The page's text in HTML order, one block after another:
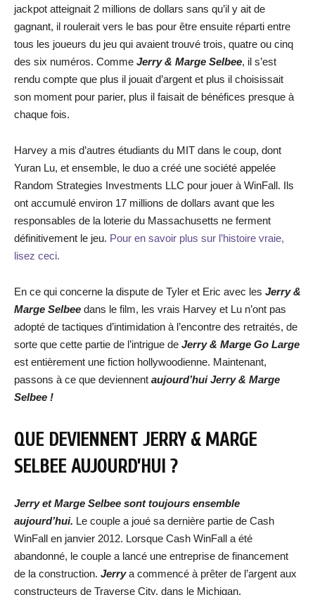
jackpot atteignait 2 millions de dollars sans qu’il y ait de
gagnant, il roulerait vers le bas pour être ensuite réparti entre
tous les joueurs du jeu qui avaient trouvé trois, quatre ou cinq
des six numéros. Comme Jerry & Marge Selbee, il s’est
rendu compte que plus il jouait d’argent et plus il choisissait
son moment pour parier, plus il faisait de bénéfices presque à
chaque fois.
Harvey a mis d’autres étudiants du MIT dans le coup, dont
Yuran Lu, et ensemble, le duo a créé une société appelée
Random Strategies Investments LLC pour jouer à WinFall. Ils
ont accumulé environ 17 millions de dollars avant que les
responsables de la loterie du Massachusetts ne ferment
définitivement le jeu. Pour en savoir plus sur l’histoire vraie,
lisez ceci.
En ce qui concerne la dispute de Tyler et Eric avec les Jerry &
Marge Selbee dans le film, les vrais Harvey et Lu n’ont pas
adopté de tactiques d’intimidation à l’encontre des retraités, de
sorte que cette partie de l’intrigue de Jerry & Marge Go Large
est entièrement une fiction hollywoodienne. Maintenant,
passons à ce que deviennent aujourd’hui Jerry & Marge
Selbee !
QUE DEVIENNENT JERRY & MARGE
SELBEE AUJOURD’HUI ?
Jerry et Marge Selbee sont toujours ensemble
aujourd’hui. Le couple a joué sa dernière partie de Cash
WinFall en janvier 2012. Lorsque Cash WinFall a été
abandonné, le couple a lancé une entreprise de financement
de la construction. Jerrya commencé à prêter de l’argent aux
constructeurs de Traverse City, dans le Michigan.